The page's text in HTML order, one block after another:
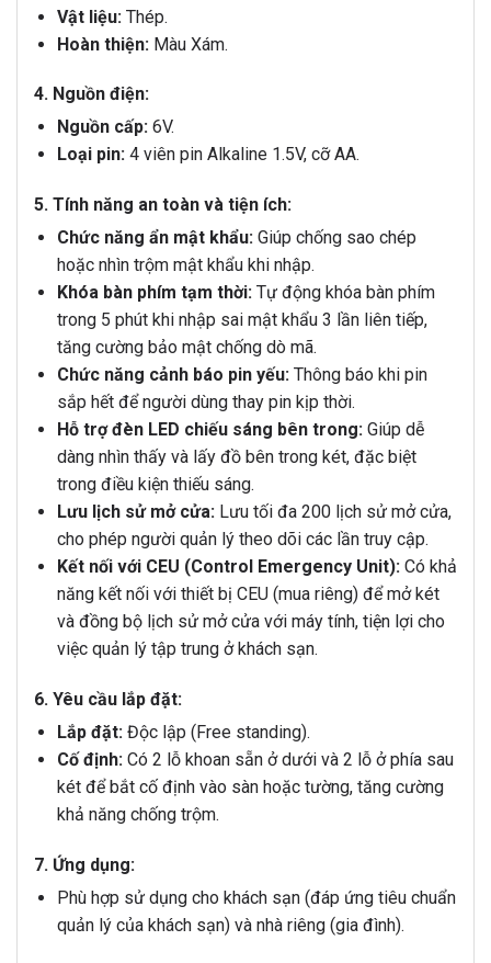
Vật liệu:Thép.
Hoàn thiện:Màu Xám.
4. Nguồn điện:
Nguồn cấp:6V.
Loại pin:4 viên pin Alkaline 1.5V, cỡ AA.
5. Tính năng an toàn và tiện ích:
Chức năng ẩn mật khẩu:Giúp chống sao chép
hoặc nhìn trộm mật khẩu khi nhập.
Khóa bàn phím tạm thời:Tự động khóa bàn phím
trong 5 phút khi nhập sai mật khẩu 3 lần liên tiếp,
tăng cường bảo mật chống dò mã.
Chức năng cảnh báo pin yếu:Thông báo khi pin
sắp hết để người dùng thay pin kịp thời.
Hỗ trợ đèn LED chiếu sáng bên trong:Giúp dễ
dàng nhìn thấy và lấy đồ bên trong két, đặc biệt
trong điều kiện thiếu sáng.
Lưu lịch sử mở cửa:Lưu tối đa 200 lịch sử mở cửa,
cho phép người quản lý theo dõi các lần truy cập.
Kết nối với CEU (Control Emergency Unit):Có khả
năng kết nối với thiết bị CEU (mua riêng) để mở két
và đồng bộ lịch sử mở cửa với máy tính, tiện lợi cho
việc quản lý tập trung ở khách sạn.
6. Yêu cầu lắp đặt:
Lắp đặt:Độc lập (Free standing).
Cố định:Có 2 lỗ khoan sẵn ở dưới và 2 lỗ ở phía sau
két để bắt cố định vào sàn hoặc tường, tăng cường
khả năng chống trộm.
7. Ứng dụng:
Phù hợp sử dụng cho khách sạn (đáp ứng tiêu chuẩn
quản lý của khách sạn) và nhà riêng (gia đình).